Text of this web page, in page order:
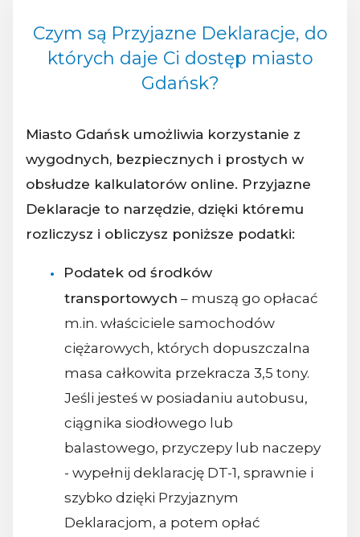
Czym są Przyjazne Deklaracje, do
których daje Ci dostęp miasto
Gdańsk?
Miasto Gdańsk umożliwia korzystanie z
wygodnych, bezpiecznych i prostych w
obsłudze kalkulatorów online. Przyjazne
Deklaracje to narzędzie, dzięki któremu
rozliczysz i obliczysz poniższe podatki:
Podatek od środków
transportowych – muszą go opłacać
m.in. właściciele samochodów
ciężarowych, których dopuszczalna
masa całkowita przekracza 3,5 tony.
Jeśli jesteś w posiadaniu autobusu,
ciągnika siodłowego lub
balastowego, przyczepy lub naczepy
- wypełnij deklarację DT-1, sprawnie i
szybko dzięki Przyjaznym
Deklaracjom, a potem opłać